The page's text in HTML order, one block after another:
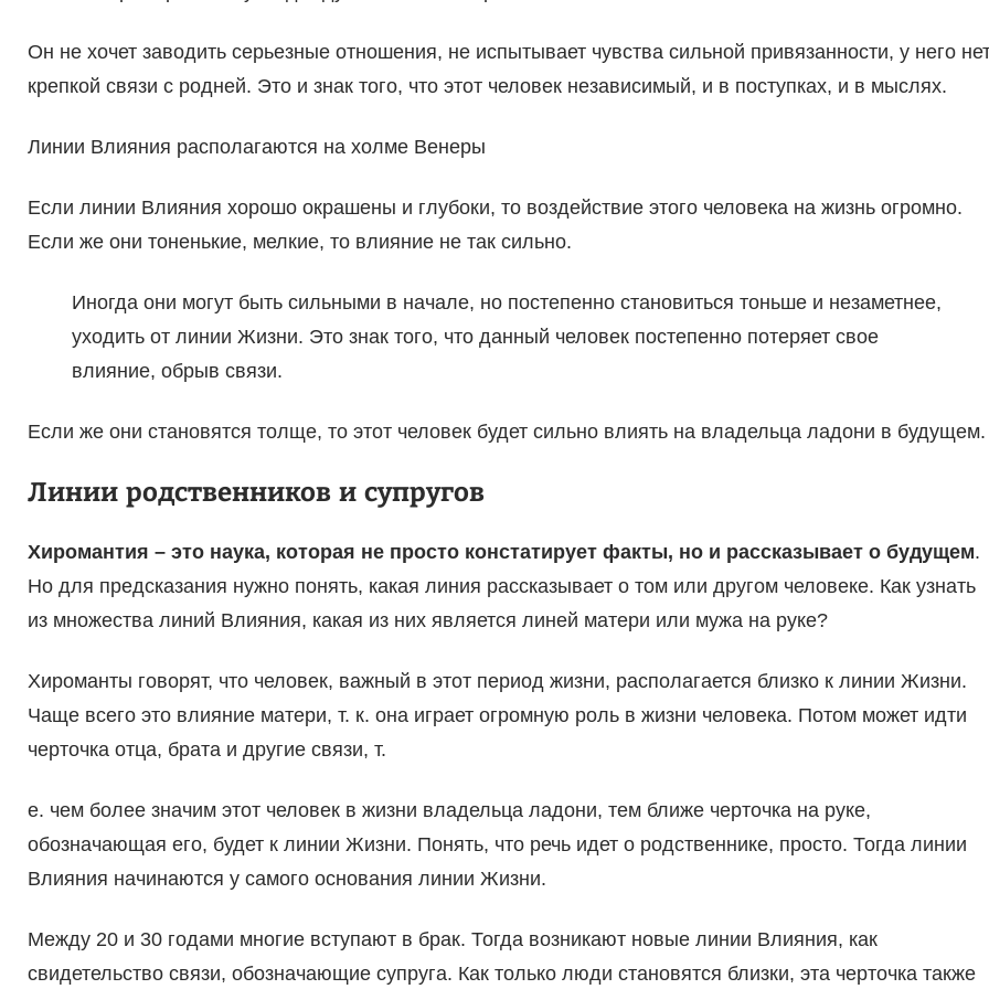
Он не хочет заводить серьезные отношения, не испытывает чувства сильной привязанности, у него
крепкой связи с родней. Это и знак того, что этот человек независимый, и в поступках, и в мыслях.
Линии Влияния располагаются на холме Венеры
Если линии Влияния хорошо окрашены и глубоки, то воздействие этого человека на жизнь огромно.
Если же они тоненькие, мелкие, то влияние не так сильно.
Иногда они могут быть сильными в начале, но постепенно становиться тоньше и незаметнее,
уходить от линии Жизни. Это знак того, что данный человек постепенно потеряет свое
влияние, обрыв связи.
Если же они становятся толще, то этот человек будет сильно влиять на владельца ладони в будущем.
Линии родственников и супругов
Хиромантия – это наука, которая не просто констатирует факты, но и рассказывает о будущем.
Но для предсказания нужно понять, какая линия рассказывает о том или другом человеке. Как узнать
из множества линий Влияния, какая из них является линей матери или мужа на руке?
Хироманты говорят, что человек, важный в этот период жизни, располагается близко к линии Жизни.
Чаще всего это влияние матери, т. к. она играет огромную роль в жизни человека. Потом может идти
черточка отца, брата и другие связи, т.
е. чем более значим этот человек в жизни владельца ладони, тем ближе черточка на руке,
обозначающая его, будет к линии Жизни. Понять, что речь идет о родственнике, просто. Тогда линии
Влияния начинаются у самого основания линии Жизни.
Между 20 и 30 годами многие вступают в брак. Тогда возникают новые линии Влияния, как
свидетельство связи, обозначающие супруга. Как только люди становятся близки, эта черточка также